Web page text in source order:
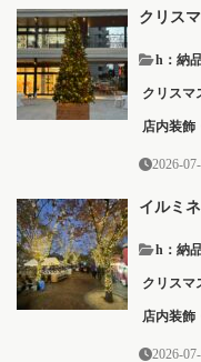
クリス
h：納
クリスマ
店内装飾
2026-
イルミ
h：納
クリスマ
店内装飾
2026-